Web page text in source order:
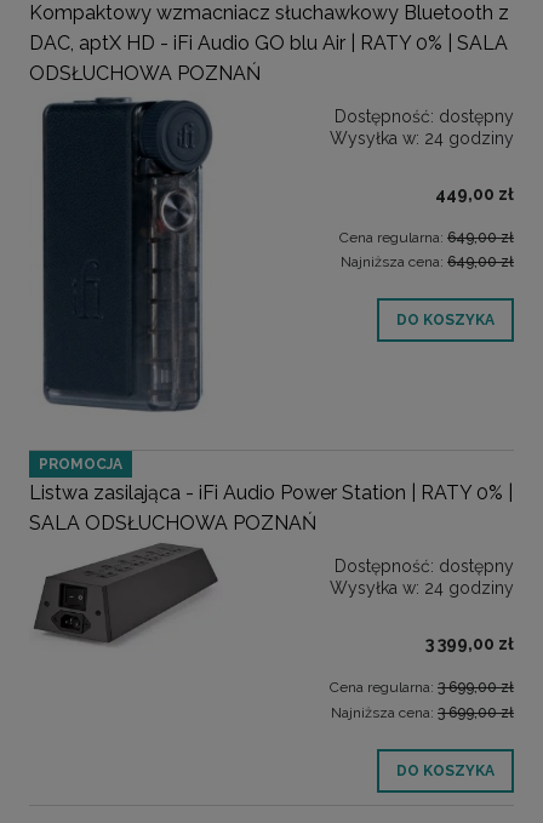
Kompaktowy wzmacniacz słuchawkowy Bluetooth z
DAC, aptX HD - iFi Audio GO blu Air | RATY 0% | SALA
ODSŁUCHOWA POZNAŃ
Dostępność: dostępny
Wysyłka w: 24 godziny
449,00 zł
Cena regularna: 649,00 zł
Najniższa cena: 649,00 zł
DO KOSZYKA
Listwa zasilająca - iFi Audio Power Station | RATY 0% |
SALA ODSŁUCHOWA POZNAŃ
Dostępność: dostępny
Wysyłka w: 24 godziny
3 399,00 zł
Cena regularna: 3 699,00 zł
Najniższa cena: 3 699,00 zł
DO KOSZYKA
PROMOCJA